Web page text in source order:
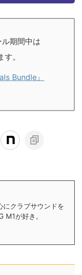
期間中は
。
Bundle』
にクラブサウンドを
M1が好き。